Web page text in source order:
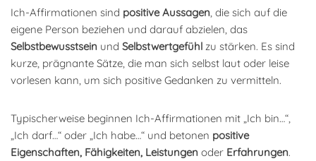
Ich-Affirmationen sind positive Aussagen, die sich auf die
eigene Person beziehen und darauf abzielen, das
Selbstbewusstsein und Selbstwertgefühl zu stärken. Es sind
kurze, prägnante Sätze, die man sich selbst laut oder leise
vorlesen kann, um sich positive Gedanken zu vermitteln.
Typischerweise beginnen Ich-Affirmationen mit „Ich bin…“,
„Ich darf…“ oder „Ich habe…“ und betonen positive
Eigenschaften, Fähigkeiten, Leistungen oder Erfahrungen.